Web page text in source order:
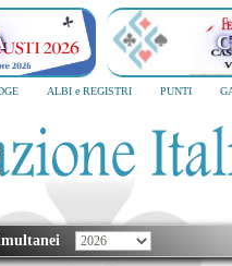
ALBI e REGISTRI PUNTI